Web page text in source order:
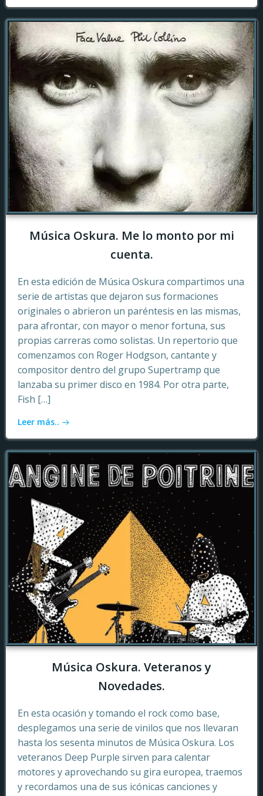
Música Oskura. Me lo monto por mi
cuenta.
En esta edición de Música Oskura compartimos una
serie de artistas que dejaron sus formaciones
originales o abrieron un paréntesis en las mismas,
para afrontar, con mayor o menor fortuna, sus
propias carreras como solistas. Un repertorio que
comenzamos con Roger Hodgson, cantante y
compositor dentro del grupo Supertramp que
lanzaba su primer disco en 1984. Por otra parte,
Fish […]
Leer más..
Música Oskura. Veteranos y
Novedades.
En esta ocasión y tomando el rock como base,
desplegamos una serie de vinilos que nos llevaran
hasta los sesenta minutos de Música Oskura. Los
veteranos Deep Purple sirven para calentar
motores y aprovechando su gira europea, traemos
y recordamos una de sus icónicas canciones y